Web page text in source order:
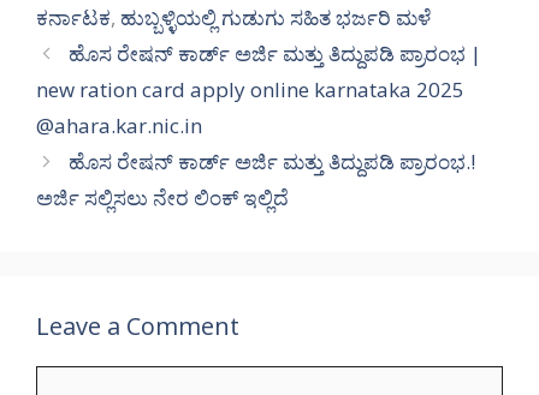
ಕರ್ನಾಟಕ, ಹುಬ್ಬಳ್ಳಿಯಲ್ಲಿ ಗುಡುಗು ಸಹಿತ ಭರ್ಜರಿ ಮಳೆ
ಹೊಸ ರೇಷನ್ ಕಾರ್ಡ್ ಅರ್ಜಿ ಮತ್ತು ತಿದ್ದುಪಡಿ ಪ್ರಾರಂಭ |
new ration card apply online karnataka 2025
@ahara.kar.nic.in
ಹೊಸ ರೇಷನ್ ಕಾರ್ಡ್ ಅರ್ಜಿ ಮತ್ತು ತಿದ್ದುಪಡಿ ಪ್ರಾರಂಭ.!
ಅರ್ಜಿ ಸಲ್ಲಿಸಲು ನೇರ ಲಿಂಕ್ ಇಲ್ಲಿದೆ
Leave a Comment